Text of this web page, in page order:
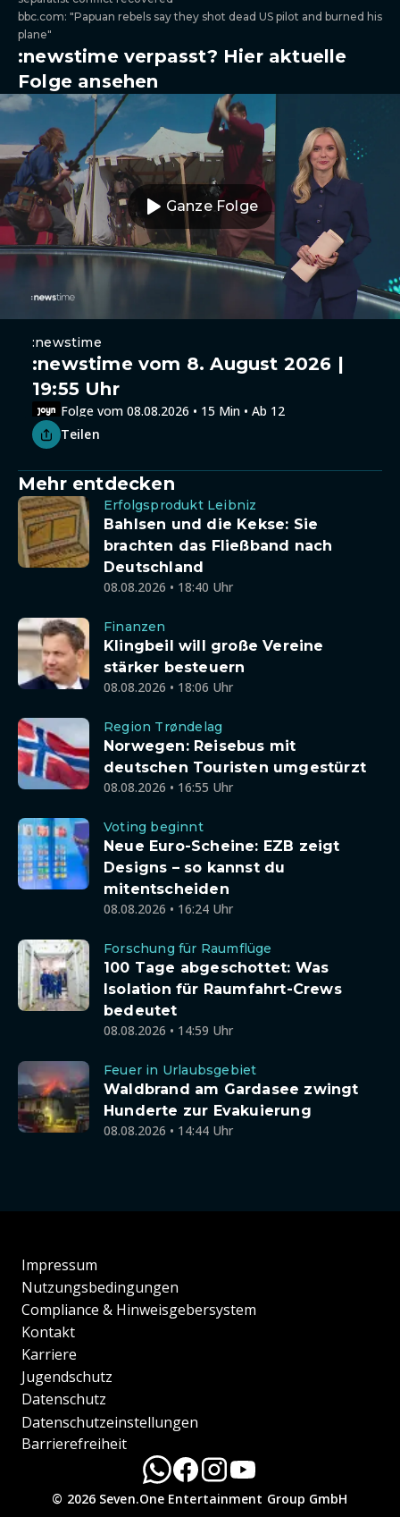
bbc.com: "Papuan rebels say they shot dead US pilot and burned his
plane"
:newstime verpasst? Hier aktuelle
Folge ansehen
Ganze Folge
:newstime
:newstime vom 8. August 2026 |
19:55 Uhr
Folge vom 08.08.2026 • 15 Min • Ab 12
Teilen
Mehr entdecken
Erfolgsprodukt Leibniz
Bahlsen und die Kekse: Sie
brachten das Fließband nach
Deutschland
08.08.2026 • 18:40 Uhr
Finanzen
Klingbeil will große Vereine
stärker besteuern
08.08.2026 • 18:06 Uhr
Region Trøndelag
Norwegen: Reisebus mit
deutschen Touristen umgestürzt
08.08.2026 • 16:55 Uhr
Voting beginnt
Neue Euro-Scheine: EZB zeigt
Designs – so kannst du
mitentscheiden
08.08.2026 • 16:24 Uhr
Forschung für Raumflüge
100 Tage abgeschottet: Was
Isolation für Raumfahrt-Crews
bedeutet
08.08.2026 • 14:59 Uhr
Feuer in Urlaubsgebiet
Waldbrand am Gardasee zwingt
Hunderte zur Evakuierung
08.08.2026 • 14:44 Uhr
Impressum
Nutzungsbedingungen
Compliance & Hinweisgebersystem
Kontakt
Karriere
Jugendschutz
Datenschutz
Datenschutzeinstellungen
Barrierefreiheit
© 2026 Seven.One Entertainment Group GmbH